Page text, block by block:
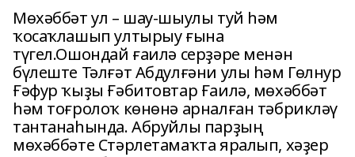
Мөхәббәт ул – шау-шыулы туй һәм
ҡосаҡлашып ултырыу ғына
түгел.Ошондай ғаилә серҙәре менән
бүлеште Тәлғәт Абдулғәни улы һәм Гөлнур
Ғәфур ҡыҙы Ғәбитовтар Ғаилә, мөхәббәт
һәм тоғролоҡ көнөнә арналған тәбрикләү
тантанаһында. Абруйлы парҙың
мөхәббәте Стәрлетамаҡта яралып, хәҙер